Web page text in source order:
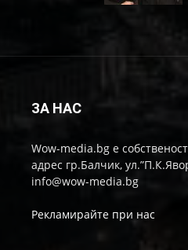
ЗА НАС
Wow-media.bg е
адрес гр.Балчик,
info@wow-media.bg
Рекламирайте при нас